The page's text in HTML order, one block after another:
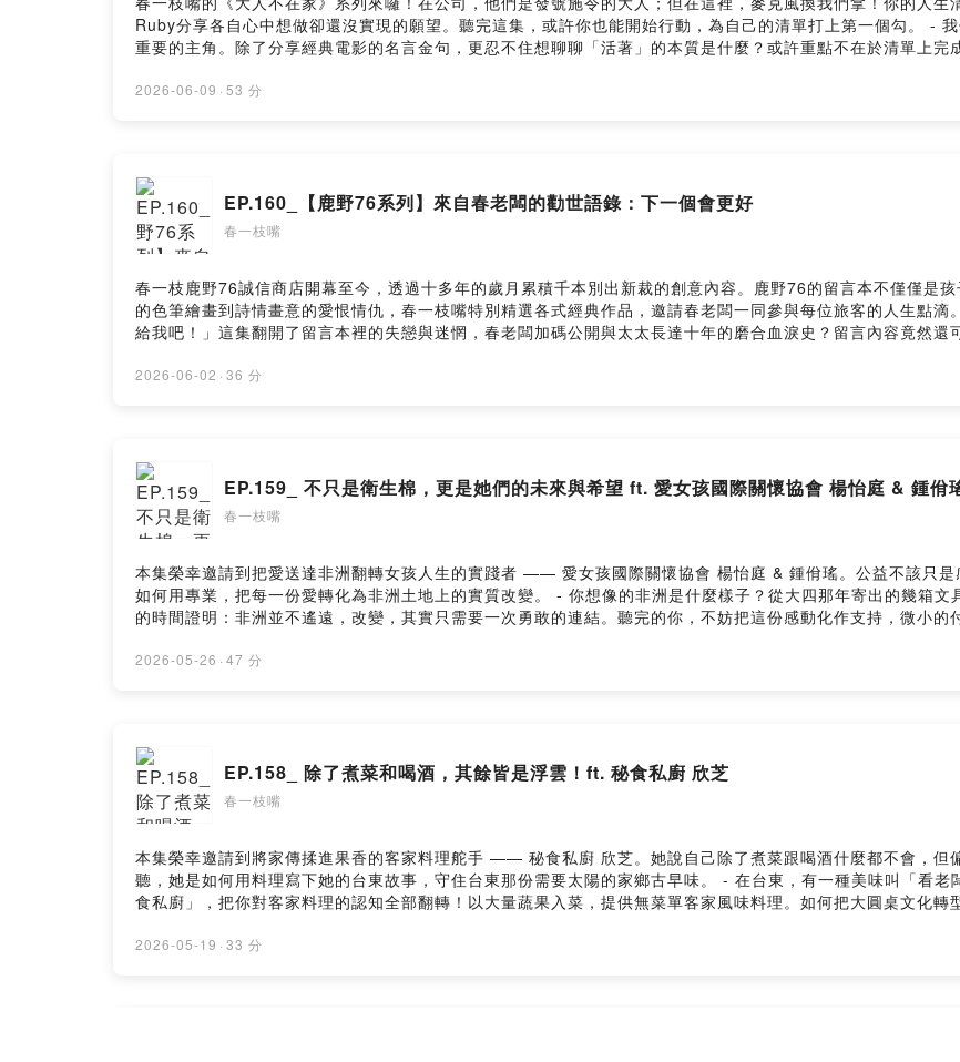
Ruby分享各自心中想做卻還沒實現的願望。聽完這集，或許你也能開始行動，為自己的清單打上第一個勾。 -
重要的主角。除了分享經典電影的名言金句，更忍不住想聊聊「活著」的本質是什麼？或許重點不在於清單上
｜爸爸我想吃冰 ｜春老闆選物FB社團 ｜春一枝官方 Facebook ｜春一枝官方 Instagram ｜春一枝官方 LINE
2026-06-09 · 53 分
EP.160_【鹿野76系列】來自春老闆的勸世語錄：下一個會更好
春一枝嘴
春一枝鹿野76誠信商店開幕至今，透過十多年的歲月累積千本別出新裁的創意內容。鹿野76的留言本不僅僅是
的色筆繪畫到詩情畫意的愛恨情仇，春一枝嘴特別精選各式經典作品，邀請春老闆一同參與每位旅客的人生點
給我吧！」這集翻開了留言本裡的失戀與迷惘，春老闆加碼公開與太太長達十年的磨合血淚史？留言內容竟然
老闆選物FB社團 ｜春一枝官方 Facebook ｜春一枝官方 Instagram ｜春一枝官方 LINE ｜我想成為合作夥伴
2026-06-02 · 36 分
EP.159_ 不只是衛生棉，更是她們的未來與希望 ft. 愛女孩國際關懷協會 楊怡庭 & 鍾佾
春一枝嘴
本集榮幸邀請到把愛送達非洲翻轉女孩人生的實踐者 —— 愛女孩國際關懷協會 楊怡庭 & 鍾佾瑤。公益不該只
如何用專業，把每一份愛轉化為非洲土地上的實質改變。 - 你想像的非洲是什麼樣子？從大四那年寄出的幾箱
的時間證明：非洲並不遙遠，改變，其實只需要一次勇敢的連結。聽完的你，不妨把這份感動化作支持，微小
一枝官方 LINE ｜我想成為合作夥伴！ --Hosting provided by SoundOn
2026-05-26 · 47 分
EP.158_ 除了煮菜和喝酒，其餘皆是浮雲！ft. 秘食私廚 欣芝
春一枝嘴
本集榮幸邀請到將家傳揉進果香的客家料理舵手 —— 秘食私廚 欣芝。她說自己除了煮菜跟喝酒什麼都不會，但
聽，她是如何用料理寫下她的台東故事，守住台東那份需要太陽的家鄉古早味。 - 在台東，有一種美味叫「看
食私廚」，把你對客家料理的認知全部翻轉！以大量蔬果入菜，提供無菜單客家風味料理。如何把大圓桌文化
老闆選物FB社團 ｜春一枝官方 Facebook ｜春一枝官方 Instagram ｜春一枝官方 LINE ｜我想成為合作夥伴
2026-05-19 · 33 分